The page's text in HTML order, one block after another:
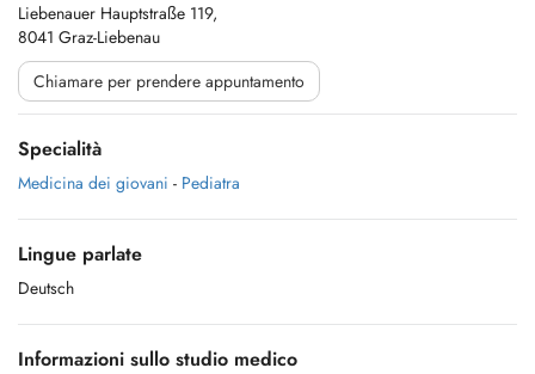
Liebenauer Hauptstraße 119,
8041 Graz-Liebenau
Chiamare per prendere appuntamento
Specialità
Medicina dei giovani - Pediatra
Lingue parlate
Deutsch
Informazioni sullo studio medico